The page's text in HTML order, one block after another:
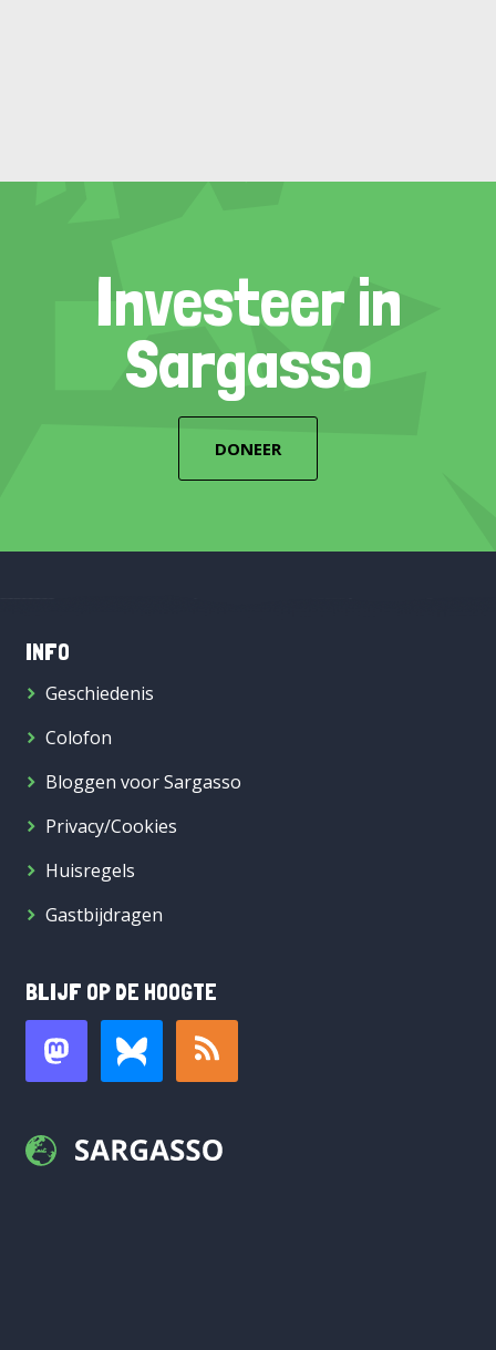
Investeer in
Sargasso
DONEER
INFO
Geschiedenis
Colofon
Bloggen voor Sargasso
Privacy/Cookies
Huisregels
Gastbijdragen
BLIJF OP DE HOOGTE